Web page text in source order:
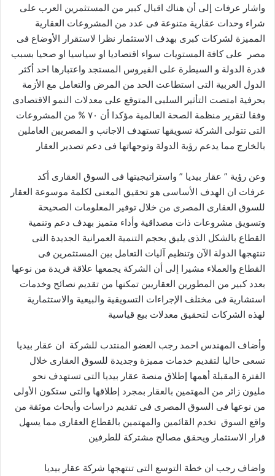
واشار عرفات إلى أن هناك اقبال كبير من المستثمرين العرب على
شراء وحدات عقارية متنوعة فى عدد من المشروعات العقارية
المميزة لشركات كبرى بهدف الاستثمار نظرا لاستقرار الأوضاع فى
مصر على كافة المستويات سواء اقتصاديا او سياسيا او صحيا بسبب
قدرة الدولة و السيطرة على الفيروس المستجد واعتبارها احد أكثر
الدول العربية التى استطاعت الحد من المرض والتعامل مع الأزمة
بحرفية امتصت التأثير السلبى المتوقع على معدلات النمو الاقتصادى
وفقا لتقرير منظمة الصحة العالمية مؤكدا أن ٧٠ % من المشروعات
التى تتولى الشركة تسويقها تستهدف الاجانب و المصريين العاملين
بالخارج مما يدعم رؤية الدولة وتوجهاتها فى دعم تصدير العقار
وعن رؤية ” عقار بيديا ” واستراتيجيتها فى السوق العقارى أكد
عرفات ان الهدف الأساسى هو تحقيق المعنى لكلمة موسوعة العقار
للسوق العقارى المصرى من خلال توفير المعلومات الصحيحة
وتسويق مشروعات ذات مصداقية وأداء متميز بهدف دعم وتنمية
القطاع بالشكل الذى يليق بحجم التنمية العمرانية الجديدة التى
تنتهجها الدولة الآن وتنظيم آليات التعامل بين المستثمرين فى
القطاع والعملاء مشيرا إلى أن الشركة يجمعها علاقة فريدة من نوعها
بعدد كبير من المطورين العقاريين تمكنها من تقديم نصائح وخدمات
استشارية فى مختلف الإجراءات التسويقية والبيعية والاستثمارية
لهذه الشركات لتحقيق معدلات بيع قياسية
وأضاف المهندس احمد رجب العضو المنتدب للشركة ان عقار بيديا
تسعى حاليا لتقديم خدمات مميزة وجديدة للسوق العقارى خلال
الفترة المقبلة أهمها إطلاق منصة عقار بيديا التى تستهدف نحو
مليون زائر من المهتمين بالعقار بمجرد إطلاقها والتى ستكون الأولى
من نوعها فى السوق المصرى فى تقديم دراسات وأبحاث موثقة من
واقع السوق تخدم القائمين والمهتمين بالقطاع العقارى مما يسهل
قرار الاستثمار ويحقق مصالح مشتركة للطرفين
واضاف رجب ان خطة التوسع التى تنتهجها شركة عقار بيديا